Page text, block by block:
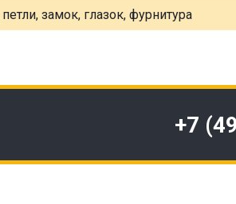
замок, глазок, фурнитура
+7